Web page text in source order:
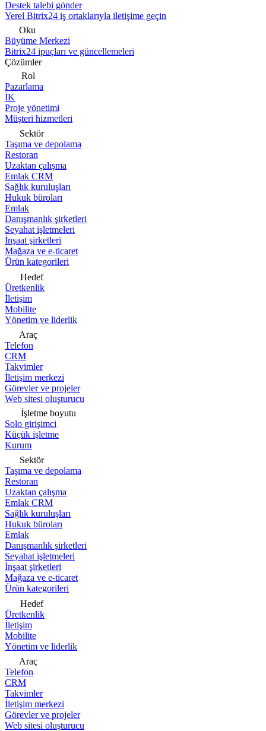
Destek talebi gönder
Yerel Bitrix24 iş ortaklarıyla iletişime geçin
Oku
Büyüme Merkezi
Bitrix24 ipuçları ve güncellemeleri
Çözümler
Rol
Pazarlama
İK
Proje yönetimi
Müşteri hizmetleri
Sektör
Taşıma ve depolama
Restoran
Uzaktan çalışma
Emlak CRM
Sağlık kuruluşları
Hukuk büroları
Emlak
Danışmanlık şirketleri
Seyahat işletmeleri
İnşaat şirketleri
Mağaza ve e-ticaret
Ürün kategorileri
Hedef
Üretkenlik
İletişim
Mobilite
Yönetim ve liderlik
Araç
Telefon
CRM
Takvimler
İletişim merkezi
Görevler ve projeler
Web sitesi oluşturucu
İşletme boyutu
Solo girişimci
Küçük işletme
Kurum
Sektör
Taşıma ve depolama
Restoran
Uzaktan çalışma
Emlak CRM
Sağlık kuruluşları
Hukuk büroları
Emlak
Danışmanlık şirketleri
Seyahat işletmeleri
İnşaat şirketleri
Mağaza ve e-ticaret
Ürün kategorileri
Hedef
Üretkenlik
İletişim
Mobilite
Yönetim ve liderlik
Araç
Telefon
CRM
Takvimler
İletişim merkezi
Görevler ve projeler
Web sitesi oluşturucu